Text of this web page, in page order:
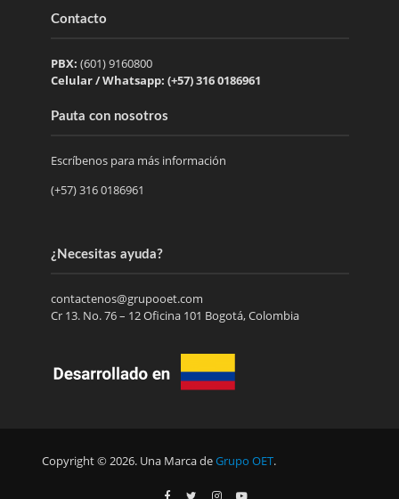
Contacto
PBX: (601) 9160800
Celular / Whatsapp: (+57) 316 0186961
Pauta con nosotros
Escríbenos para más información
(+57) 316 0186961
¿Necesitas ayuda?
contactenos@grupooet.com
Cr 13. No. 76 – 12 Oficina 101 Bogotá, Colombia
Copyright © 2026. Una Marca deGrupo OET.